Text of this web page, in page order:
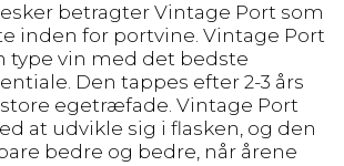
betragter Vintage Port som
inden for portvine. Vintage Port
type vin med det bedste
Den tappes efter 2-3 års
egetræfade. Vintage Port
at udvikle sig i flasken, og den
bedre og bedre, når årene